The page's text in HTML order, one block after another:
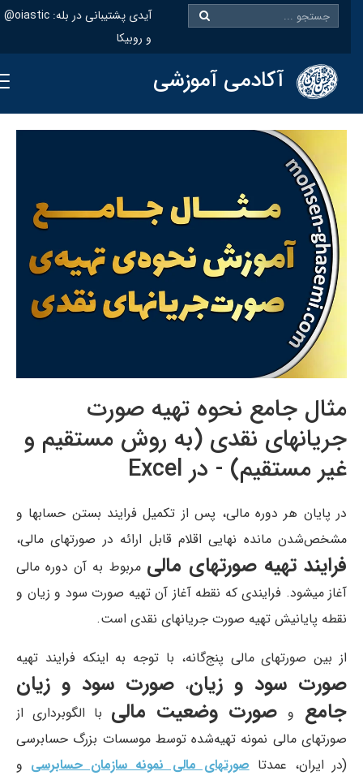
@oiastic :آیدی پشتیبانی در بله
و روبیکا
آکادمی آموزشی
مثال جامع نحوه تهیه صورت
جریانهای نقدی (به روش مستقیم و
غیر مستقیم) - در Excel
در پایان هر دوره مالی، پس از تکمیل فرایند بستن حسابها و
مشخص‌شدن مانده نهایی اقلام قابل ارائه در صورتهای مالی،
فرایند تهیه صورتهای مالیمربوط به آن دوره مالی
آغاز میشود. فرایندی که نقطه آغاز آن تهیه صورت سود و زیان و
نقطه پایانیش تهیه صورت جریانهای نقدی است.
از بین صورتهای مالی پنج‌گانه، با توجه به اینکه فرایند تهیه
صورت سود و زیان،صورت سود و زیان
جامعو صورت وضعیت مالیبا الگوبرداری از
صورتهای مالی نمونه تهیه‌شده توسط موسسات بزرگ حسابرسی
(در ایران، عمدتاصورتهای مالی نمونه سازمان حسابرسیو